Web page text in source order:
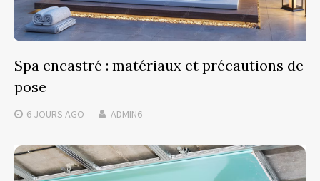
Spa encastré : matériaux et précautions de
pose
6 JOURS AGO ADMIN6